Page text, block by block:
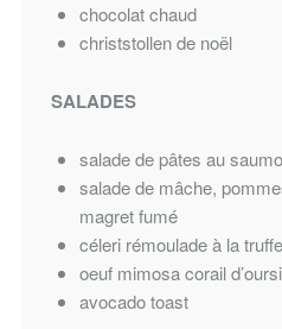
chocolat chaud
christstollen de noël
SALADES
salade de pâtes au
salade de mâche,
magret fumé
céleri rémoulade à la truffe
oeuf mimosa corail
avocado toast